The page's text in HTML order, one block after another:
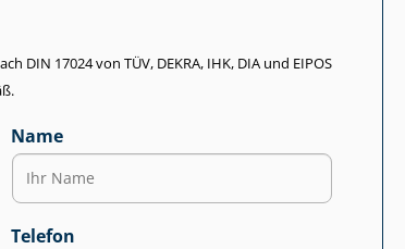
DIN 17024 von TÜV, DEKRA, IHK, DIA und EIPOS
Name
Telefon